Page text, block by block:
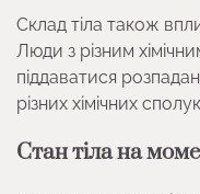
Склад тіла також
Люди з різним
піддаватися
різних хімічних
Стан тіла на